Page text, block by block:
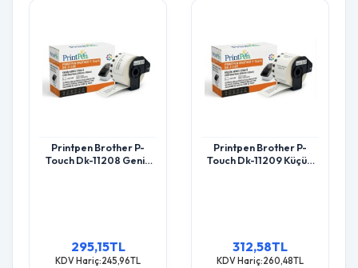
Printpen Brother P-
Touch Dk-11208 Genis
295,15TL
KDV Hariç:245,96TL
Printpen Brother P-
Touch Dk-11209 Küçük
312,58TL
KDV Hariç:260,48TL